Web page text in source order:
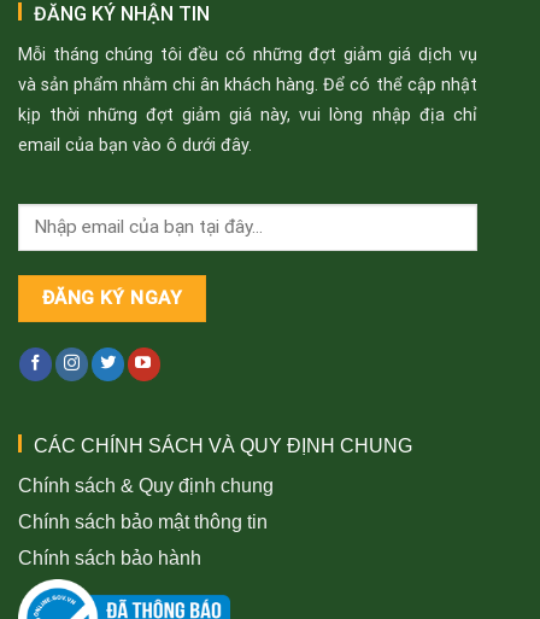
ĐĂNG KÝ NHẬN TIN
Mỗi tháng chúng tôi đều có những đợt giảm giá dịch vụ
và sản phẩm nhằm chi ân khách hàng. Để có thể cập nhật
kịp thời những đợt giảm giá này, vui lòng nhập địa chỉ
email của bạn vào ô dưới đây.
CÁC CHÍNH SÁCH VÀ QUY ĐỊNH CHUNG
Chính sách & Quy định chung
Chính sách bảo mật thông tin
Chính sách bảo hành